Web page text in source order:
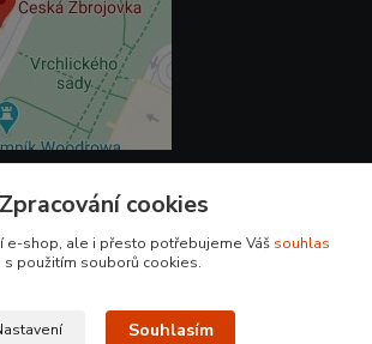
Zpracování cookies
e-shop, ale i přesto potřebujeme Váš souhlas
s použitím souborů cookies.
Souhlasím